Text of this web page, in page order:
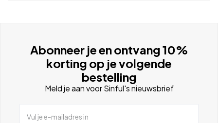
Abonneer je en ontvang 10%
korting op je volgende
bestelling
Meld je aan voor Sinful's nieuwsbrief
Vul je e-mailadres in